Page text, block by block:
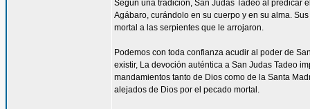
Según una tradición, San Judas Tadeo al predicar
Agábaro, curándolo en su cuerpo y en su alma.
mortal a las serpientes que le arrojaron.
Podemos con toda confianza acudir al poder de
existir, La devoción auténtica a San Judas Tadeo
mandamientos tanto de Dios como de la Santa
alejados de Dios por el pecado mortal.